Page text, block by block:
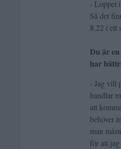
- Loppet
Så det
8.22 i ett
Du är
har
- Jag vill
handlar
att
behöver
man
för att